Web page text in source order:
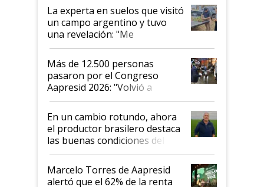
La experta en suelos que visitó
un campo argentino y tuvo
una revelación: "Me
impresionó mucho"
Más de 12.500 personas
pasaron por el Congreso
Aapresid 2026: "Volvió a
demostrar que hablar del
suelo es hablar de todo el
sistema productivo"
En un cambio rotundo, ahora
el productor brasilero destaca
las buenas condiciones del
agro argentino para invertir:
"Los veo más motivados"
Marcelo Torres de Aapresid
alertó que el 62% de la renta